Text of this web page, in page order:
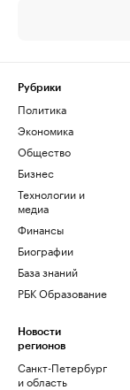
Рубрики
Политика
Экономика
Общество
Бизнес
Технологии и
медиа
Финансы
Биографии
База знаний
РБК Образование
Новости
регионов
Санкт-Петербург
и область